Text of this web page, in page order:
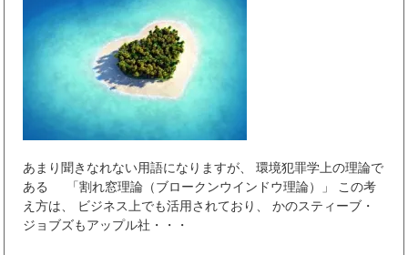
あまり聞きなれない用語になりますが、 環境犯罪学上の理論で
ある 「割れ窓理論（ブロークンウインドウ理論）」 この考
え方は、 ビジネス上でも活用されており、 かのスティーブ・
ジョブズもアップル社・・・